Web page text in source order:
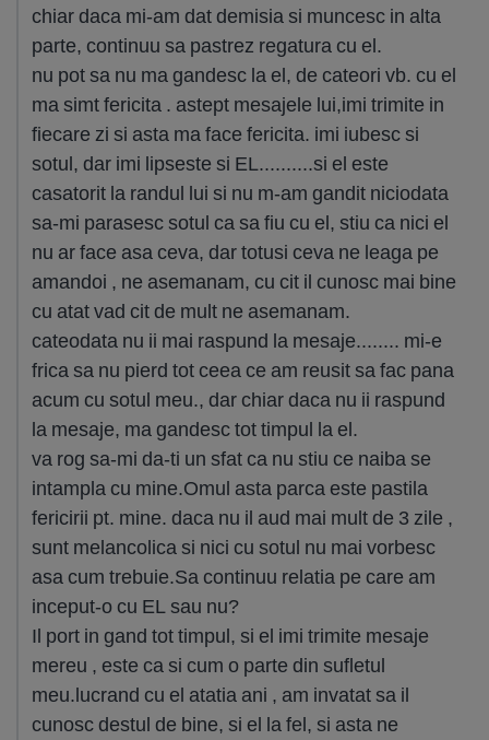
chiar daca mi-am dat demisia si muncesc in alta
parte, continuu sa pastrez regatura cu el.
nu pot sa nu ma gandesc la el, de cateori vb. cu el
ma simt fericita . astept mesajele lui,imi trimite in
fiecare zi si asta ma face fericita. imi iubesc si
sotul, dar imi lipseste si EL..........si el este
casatorit la randul lui si nu m-am gandit niciodata
sa-mi parasesc sotul ca sa fiu cu el, stiu ca nici el
nu ar face asa ceva, dar totusi ceva ne leaga pe
amandoi , ne asemanam, cu cit il cunosc mai bine
cu atat vad cit de mult ne asemanam.
cateodata nu ii mai raspund la mesaje........ mi-e
frica sa nu pierd tot ceea ce am reusit sa fac pana
acum cu sotul meu., dar chiar daca nu ii raspund
la mesaje, ma gandesc tot timpul la el.
va rog sa-mi da-ti un sfat ca nu stiu ce naiba se
intampla cu mine.Omul asta parca este pastila
fericirii pt. mine. daca nu il aud mai mult de 3 zile ,
sunt melancolica si nici cu sotul nu mai vorbesc
asa cum trebuie.Sa continuu relatia pe care am
inceput-o cu EL sau nu?
Il port in gand tot timpul, si el imi trimite mesaje
mereu , este ca si cum o parte din sufletul
meu.lucrand cu el atatia ani , am invatat sa il
cunosc destul de bine, si el la fel, si asta ne